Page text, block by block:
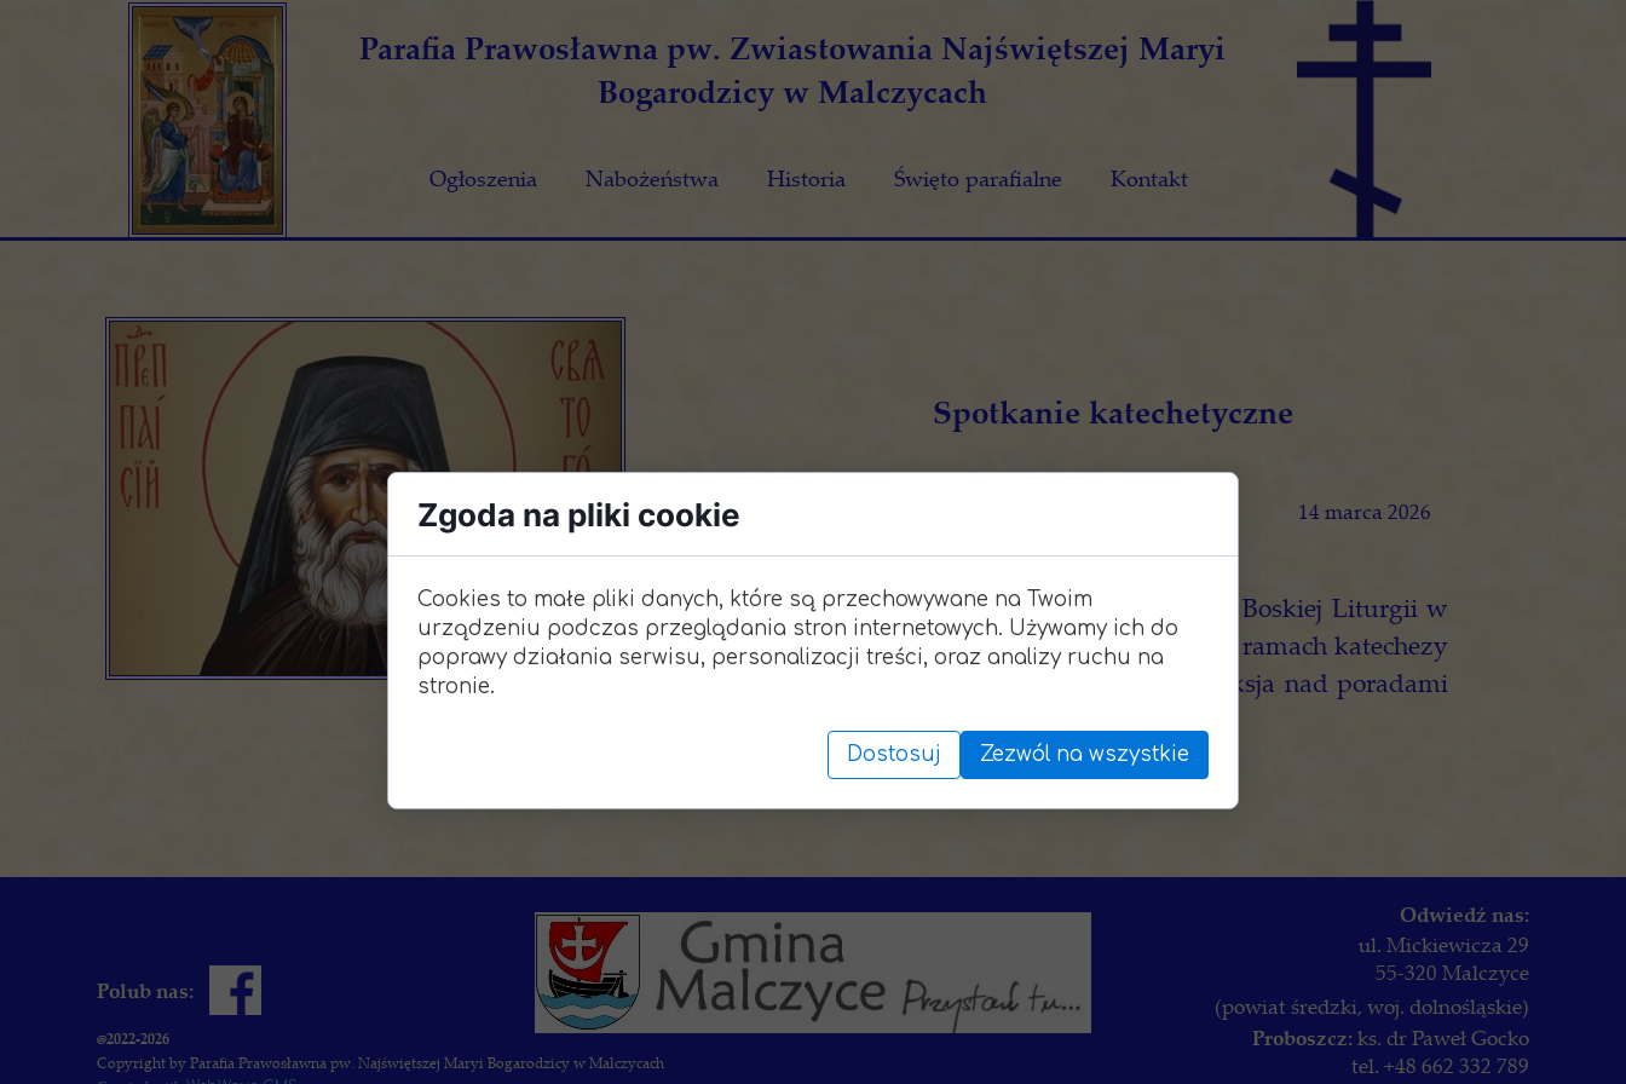
14 marca 2026
Spotkanie katechetyczne
W IV Niedzielę Wielkiego Postu, 22 marca, po Boskiej Liturgii w
dolnej sali parafialnej odbędzie się spotkanie w ramach katechezy
dla dorosłych na temat: „O walce myśli. Refleksja nad poradami
Zapraszamy serdecznie!
Parafia Prawosławna pw. Zwiastowania Najświętszej Maryi
Bogarodzicy w Malczycach
Ogłoszenia Nabożeństwa Historia Święto parafialne Kontakt
@2022-2026
Copyright by Parafia Prawosławna pw. Najświętszej Maryi Bogarodzicy w Malczycach
Polub nas:
Odwiedź nas:
ul. Mickiewicza 29
55-320 Malczyce
(powiat średzki, woj. dolnośląskie)
Proboszcz: ks. dr Paweł Gocko
tel. +48 662 332 789
Zgoda na pliki cookie
Cookies to małe pliki danych, które są przechowywane na Twoim
urządzeniu podczas przeglądania stron internetowych. Używamy ich do
poprawy działania serwisu, personalizacji treści, oraz analizy ruchu na
stronie.
Dostosuj Zezwól na wszystkie